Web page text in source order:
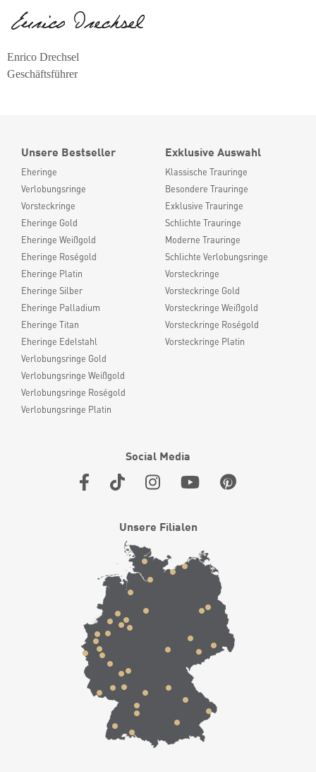
Enrico Drechsel
Geschäftsführer
Unsere Bestseller
Eheringe
Verlobungsringe
Vorsteckringe
Eheringe Gold
Eheringe Weißgold
Eheringe Roségold
Eheringe Platin
Eheringe Silber
Eheringe Palladium
Eheringe Titan
Eheringe Edelstahl
Verlobungsringe Gold
Verlobungsringe Weißgold
Verlobungsringe Roségold
Verlobungsringe Platin
Exklusive Auswahl
Klassische Trauringe
Besondere Trauringe
Exklusive Trauringe
Schlichte Trauringe
Moderne Trauringe
Schlichte Verlobungsringe
Vorsteckringe
Vorsteckringe Gold
Vorsteckringe Weißgold
Vorsteckringe Roségold
Vorsteckringe Platin
Social Media
Unsere Filialen